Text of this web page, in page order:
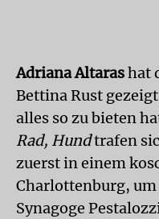
Adriana Altarashat
Bettina Rust
alles so zu bieten
Rad, Hundtrafen
zuerst in einem
Charlottenburg,
Synagoge